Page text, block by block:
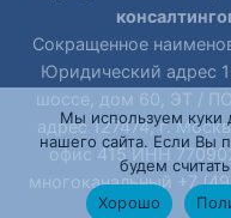
Сокращенное
Юридический адрес
шоссе, дом 60, ЭТ /
адрес 127474, г.
офис 415 ИНН
многоканальный +7
Мы используем куки
нашего сайта. Если Вы
будем
Хорошо